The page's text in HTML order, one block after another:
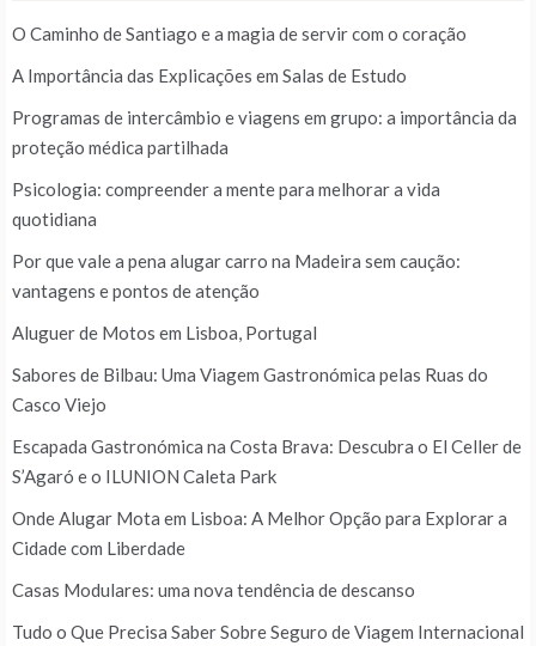
O Caminho de Santiago e a magia de servir com o coração
A Importância das Explicações em Salas de Estudo
Programas de intercâmbio e viagens em grupo: a importância da
proteção médica partilhada
Psicologia: compreender a mente para melhorar a vida
quotidiana
Por que vale a pena alugar carro na Madeira sem caução:
vantagens e pontos de atenção
Aluguer de Motos em Lisboa, Portugal
Sabores de Bilbau: Uma Viagem Gastronómica pelas Ruas do
Casco Viejo
Escapada Gastronómica na Costa Brava: Descubra o El Celler de
S’Agaró e o ILUNION Caleta Park
Onde Alugar Mota em Lisboa: A Melhor Opção para Explorar a
Cidade com Liberdade
Casas Modulares: uma nova tendência de descanso
Tudo o Que Precisa Saber Sobre Seguro de Viagem Internacional